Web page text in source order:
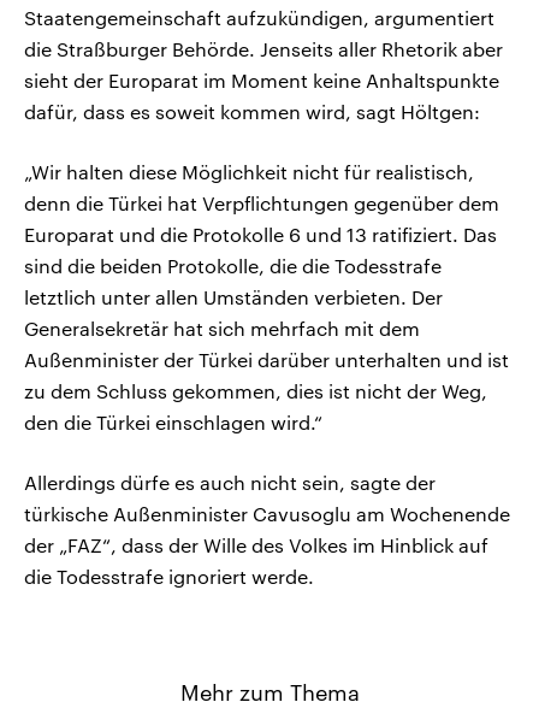
Staatengemeinschaft aufzukündigen, argumentiert
die Straßburger Behörde. Jenseits aller Rhetorik aber
sieht der Europarat im Moment keine Anhaltspunkte
dafür, dass es soweit kommen wird, sagt Höltgen:
„Wir halten diese Möglichkeit nicht für realistisch,
denn die Türkei hat Verpflichtungen gegenüber dem
Europarat und die Protokolle 6 und 13 ratifiziert. Das
sind die beiden Protokolle, die die Todesstrafe
letztlich unter allen Umständen verbieten. Der
Generalsekretär hat sich mehrfach mit dem
Außenminister der Türkei darüber unterhalten und ist
zu dem Schluss gekommen, dies ist nicht der Weg,
den die Türkei einschlagen wird.“
Allerdings dürfe es auch nicht sein, sagte der
türkische Außenminister Cavusoglu am Wochenende
der „FAZ“, dass der Wille des Volkes im Hinblick auf
die Todesstrafe ignoriert werde.
Mehr zum Thema